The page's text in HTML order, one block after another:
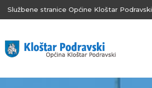
Službene stranice Općine Kloštar Podravski